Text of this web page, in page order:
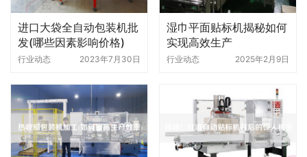
进口大袋全自动包装机批
发(哪些因素影响价格)
行业动态 2023年7月30日
湿巾平面贴标机揭秘如何
实现高效生产
行业动态 2025年2月9日